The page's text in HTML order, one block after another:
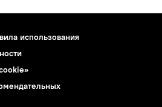
использования